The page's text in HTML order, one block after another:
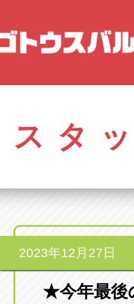
アップル春日井中央店
愛知県春日井市柏井町4-43-1
アップル一宮22号店
アップル春日井店
トラック市四日市店
スタ
2023年12月27日
★今年最後